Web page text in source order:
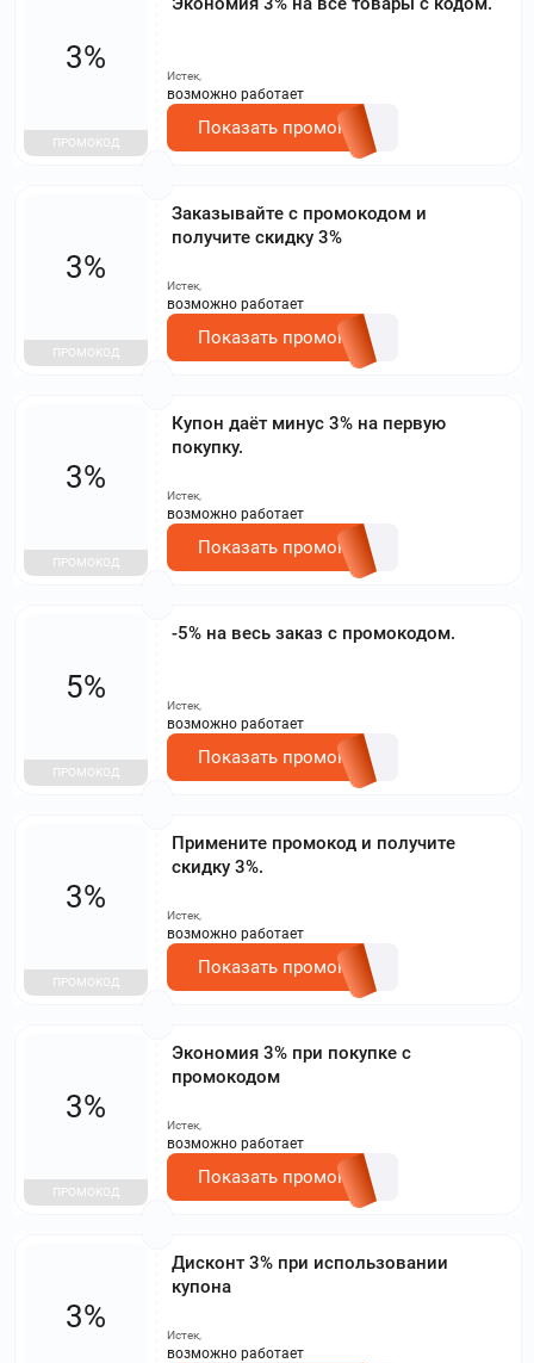
3%
ПРОМОКОД
Истек,
возможно работает
Показать промокод
Заказывайте с промокодом и
получите скидку 3%
3%
ПРОМОКОД
Истек,
возможно работает
Показать промокод
Купон даёт минус 3% на первую
покупку.
3%
ПРОМОКОД
Истек,
возможно работает
Показать промокод
-5% на весь заказ с промокодом.
5%
ПРОМОКОД
Истек,
возможно работает
Показать промокод
Примените промокод и получите
скидку 3%.
3%
ПРОМОКОД
Истек,
возможно работает
Показать промокод
Экономия 3% при покупке с
промокодом
3%
ПРОМОКОД
Истек,
возможно работает
Показать промокод
Дисконт 3% при использовании
купона
3%
Истек,
возможно работает